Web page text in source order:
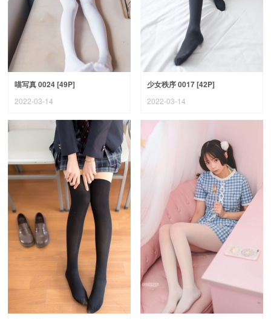
喵写真 0024 [49P]
2022-03-14
少女秩序 0017 [42P]
2022-03-14